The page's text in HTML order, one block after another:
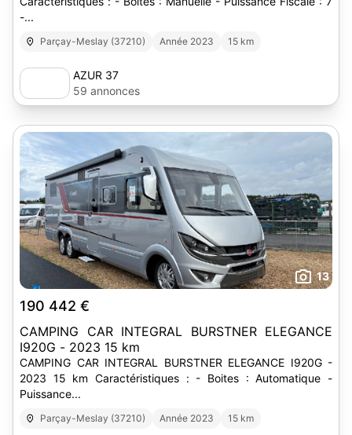
-...
Parçay-Meslay (37210) Année 2023 15 km
AZUR 37
59 annonces
13
190 442 €
CAMPING CAR INTEGRAL BURSTNER ELEGANCE
I920G - 2023 15 km
CAMPING CAR INTEGRAL BURSTNER ELEGANCE I920G -
2023 15 km Caractéristiques : - Boites : Automatique -
Puissance...
Parçay-Meslay (37210) Année 2023 15 km